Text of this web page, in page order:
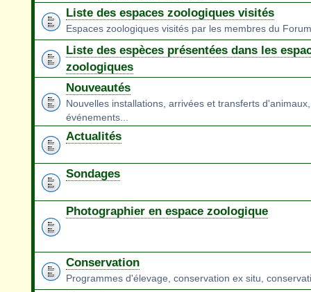
Liste des espaces zoologiques visités
Espaces zoologiques visités par les membres du Forum
Liste des espèces présentées dans les
zoologiques
Nouveautés
Nouvelles installations, arrivées et transferts d'animaux,
événements...
Actualités
Sondages
Photographier en espace zoologique
Conservation
Programmes d'élevage, conservation ex situ,